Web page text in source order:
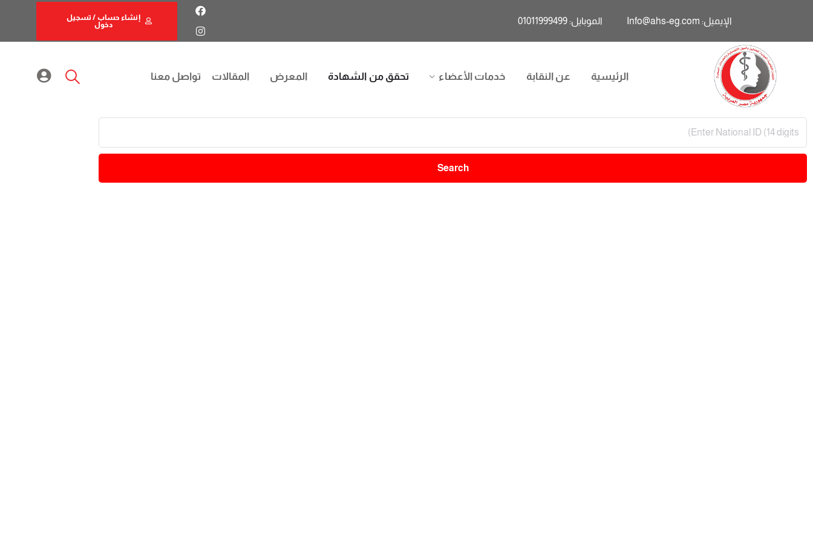
الإيميل: Info@ahs-eg.com الموبايل: 01011999499
إنشاء حساب / تسجيل
دخول
الرئيسية عن النقابة خدمات الأعضاء تحقق من الشهادة المعرض المقالات تواصل معنا